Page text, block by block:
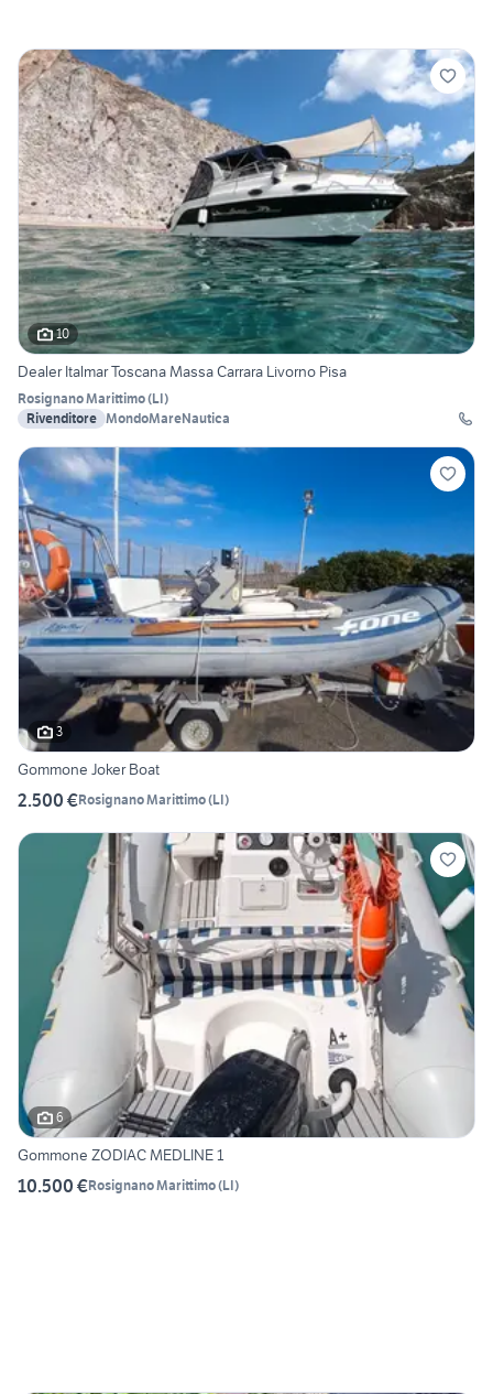
10
Dealer Italmar Toscana Massa Carrara Livorno Pisa
Rosignano Marittimo(LI)
Rivenditore MondoMareNautica
3
Gommone Joker Boat
2.500 €Rosignano Marittimo(LI)
6
Gommone ZODIAC MEDLINE 1
10.500 €Rosignano Marittimo(LI)